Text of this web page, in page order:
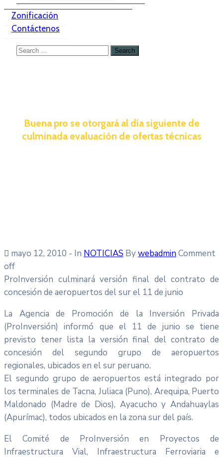
Zonificación
Contáctenos
Buena pro se otorgará al día siguiente de
culminada evaluación de ofertas técnicas
mayo 12, 2010 - In NOTICIAS BywebadminComment
off
ProInversión culminará versión final del contrato de
concesión de aeropuertos del sur el 11 de junio
La Agencia de Promoción de la Inversión Privada
(ProInversión) informó que el 11 de junio se tiene
previsto tener lista la versión final del contrato de
concesión del segundo grupo de aeropuertos
regionales, ubicados en el sur peruano.
El segundo grupo de aeropuertos está integrado por
los terminales de Tacna, Juliaca (Puno), Arequipa, Puerto
Maldonado (Madre de Dios), Ayacucho y Andahuaylas
(Apurímac), todos ubicados en la zona sur del país.
El Comité de ProInversión en Proyectos de
Infraestructura Vial, Infraestructura Ferroviaria e